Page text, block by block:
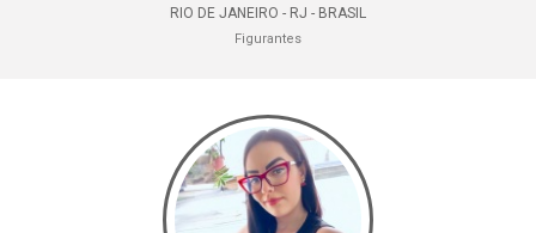
RIO DE JANEIRO - RJ - BRASIL
Figurantes